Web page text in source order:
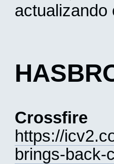
actualizando
Crossfire
https://
brings-back-